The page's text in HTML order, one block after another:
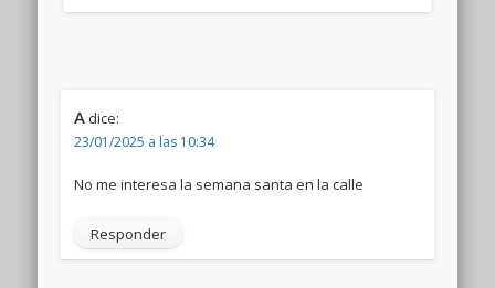
A dice:
23/01/2025 a las 10:34
No me interesa la semana santa en la calle
Responder